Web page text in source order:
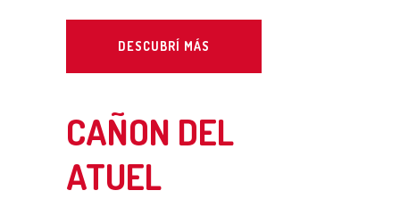
DESCUBRÍ MÁS
CAÑON DEL
ATUEL